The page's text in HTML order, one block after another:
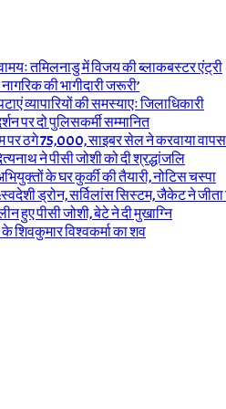
तमिलनाडु में विजय की ब्लाकबस्टर एंट्री
की भागीदारी जरूरी’
व्यापारियों की समस्याएः जिलाधिकारी
पर दो पुलिसकर्मी सम्मानित
पर ठगे 75,000, साइबर सेल ने करवाया वापस
ने पीसी जोशी को दी श्रद्धांजलि
के घर कुर्की की तैयारी, नोटिस चस्पा
ड्रोन, सर्विलांस सिस्टम, जैकेट ने जीता
हुए पीसी जोशी, बेटे ने दी मुखाग्नि
शिवकुमार विश्वकर्मा का शव